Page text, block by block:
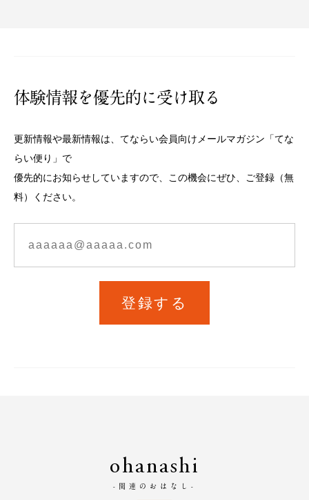
体験情報を優先的に受け取る
更新情報や最新情報は、てならい会員向けメールマガジン「てな
らい便り」で
優先的にお知らせしていますので、この機会にぜひ、ご登録（無
料）ください。
登録する
ohanashi
-関連のおはなし-